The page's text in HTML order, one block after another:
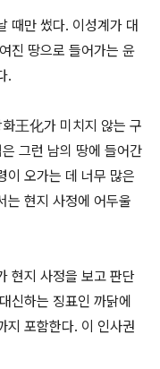
때만 썼다. 이성계가 대
진 땅으로 들어가는 윤
.
王化가 미치지 않는 구
그런 남의 땅에 들어간
이 오가는 데 너무 많은
는 현지 사정에 어두울
현지 사정을 보고 판단
신하는 징표인 까닭에
지 포함한다. 이 인사권